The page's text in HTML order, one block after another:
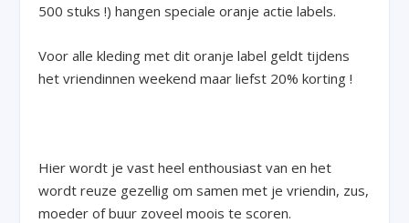
500 stuks !) hangen speciale oranje actie labels.
Voor alle kleding met dit oranje label geldt tijdens
het vriendinnen weekend maar liefst 20% korting !
Hier wordt je vast heel enthousiast van en het
wordt reuze gezellig om samen met je vriendin, zus,
moeder of buur zoveel moois te scoren.